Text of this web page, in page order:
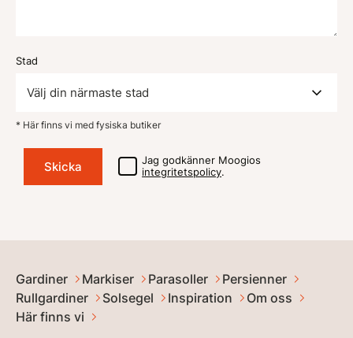
Stad
* Här finns vi med fysiska butiker
Jag godkänner Moogios
integritetspolicy.
Gardiner Markiser Parasoller
Persienner
Rullgardiner
Solsegel Inspiration
Om oss
Här finns vi